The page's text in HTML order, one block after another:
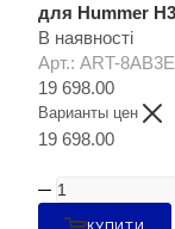
для Hummer
В наявності
Арт.: ART-
19 698.00
Варианты цен
19 698.00